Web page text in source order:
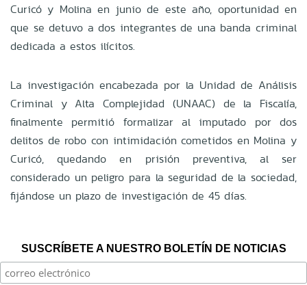
Curicó y Molina en junio de este año, oportunidad en
que se detuvo a dos integrantes de una banda criminal
dedicada a estos ilícitos.
La investigación encabezada por la Unidad de Análisis
Criminal y Alta Complejidad (UNAAC) de la Fiscalía,
finalmente permitió formalizar al imputado por dos
delitos de robo con intimidación cometidos en Molina y
Curicó, quedando en prisión preventiva, al ser
considerado un peligro para la seguridad de la sociedad,
fijándose un plazo de investigación de 45 días.
SUSCRÍBETE A NUESTRO BOLETÍN DE NOTICIAS